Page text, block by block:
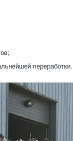
переработки.